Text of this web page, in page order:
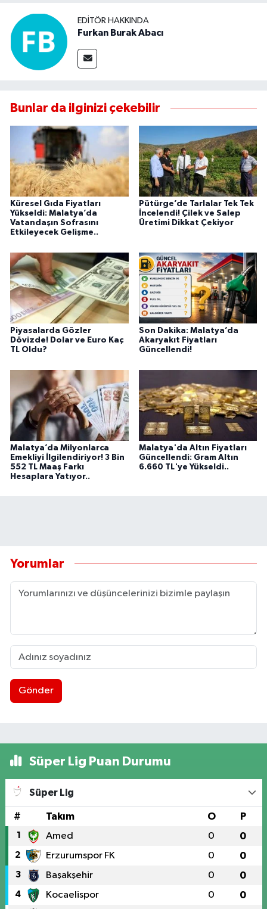
EDITÖR HAKKINDA
Furkan Burak Abacı
Bunlar da ilginizi çekebilir
Küresel Gıda Fiyatları
Yükseldi: Malatya’da
Vatandaşın Sofrasını
Etkileyecek Gelişme..
Pütürge’de Tarlalar Tek Tek
İncelendi! Çilek ve Salep
Üretimi Dikkat Çekiyor
Piyasalarda Gözler
Dövizde! Dolar ve Euro Kaç
TL Oldu?
Son Dakika: Malatya’da
Akaryakıt Fiyatları
Güncellendi!
Malatya’da Milyonlarca
Emekliyi İlgilendiriyor! 3 Bin
552 TL Maaş Farkı
Hesaplara Yatıyor..
Malatya'da Altın Fiyatları
Güncellendi: Gram Altın
6.660 TL'ye Yükseldi..
Yorumlar
Gönder
Süper Lig Puan Durumu
Süper Lig
# Takım O P
1 Amed 0 0
2 Erzurumspor FK 0 0
3 Başakşehir 0 0
4 Kocaelispor 0 0